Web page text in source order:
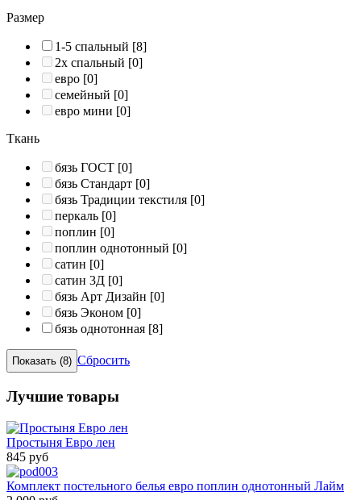
Размер
1-5 спальный [8]
2х спальный [0]
евро [0]
семейный [0]
евро мини [0]
Ткань
бязь ГОСТ [0]
бязь Стандарт [0]
бязь Традиции текстиля [0]
перкаль [0]
поплин [0]
поплин однотонный [0]
сатин [0]
сатин 3Д [0]
бязь Арт Дизайн [0]
бязь Эконом [0]
бязь однотонная [8]
Сбросить
Лучшие товары
Простыня Евро лен
845 руб
Комплект постельного белья евро поплин однотонный Лайм